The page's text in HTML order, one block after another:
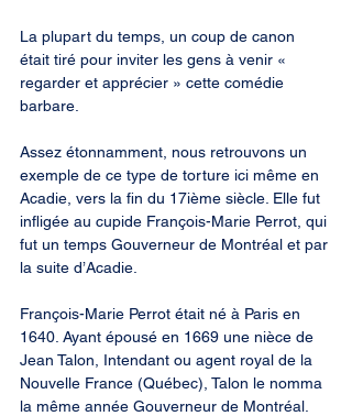
La plupart du temps, un coup de canon
était tiré pour inviter les gens à venir «
regarder et apprécier » cette comédie
barbare.
Assez étonnamment, nous retrouvons un
exemple de ce type de torture ici même en
Acadie, vers la fin du 17ième siècle. Elle fut
infligée au cupide François-Marie Perrot, qui
fut un temps Gouverneur de Montréal et par
la suite d’Acadie.
François-Marie Perrot était né à Paris en
1640. Ayant épousé en 1669 une nièce de
Jean Talon, Intendant ou agent royal de la
Nouvelle France (Québec), Talon le nomma
la même année Gouverneur de Montréal.